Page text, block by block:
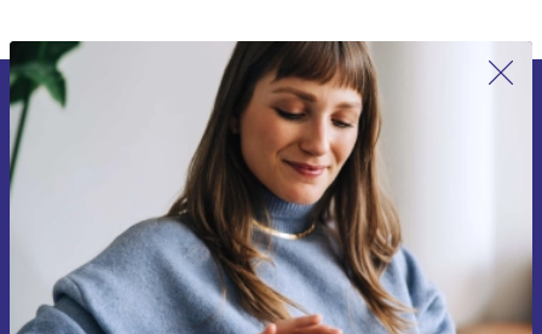
Erstmals zum Newsletter anmelden,
15 € sparen!
Verpasse kein Angebot mehr.
Gutschein anfordern